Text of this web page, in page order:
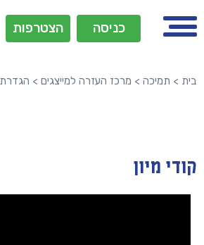
כניסה הצטרפות
בית > תמיכה> מרכז העזרה למייצגים>
קודי מיון